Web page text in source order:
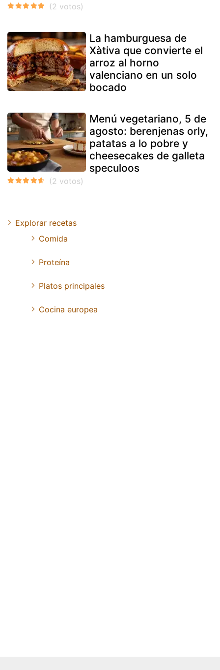
La hamburguesa de
Xàtiva que convierte el
arroz al horno
valenciano en un solo
bocado
Menú vegetariano, 5 de
agosto: berenjenas orly,
patatas a lo pobre y
cheesecakes de galleta
speculoos
Explorar recetas
Comida
Proteína
Platos principales
Cocina europea